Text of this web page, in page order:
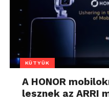
KÜTYÜK
A HONOR
lesznek az ARRI